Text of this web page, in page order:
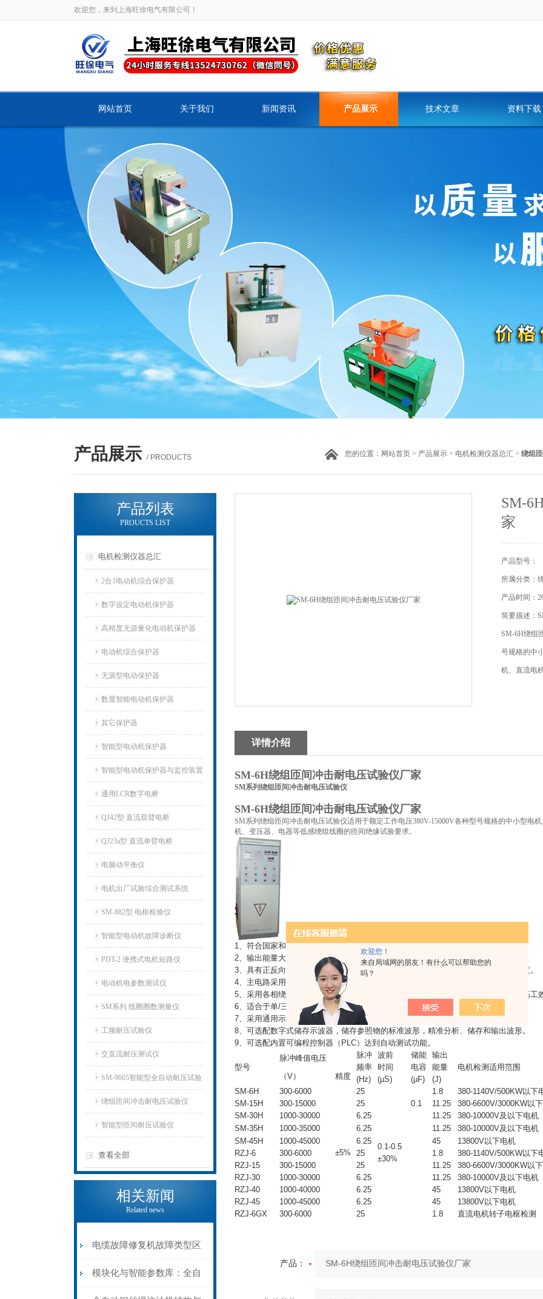
欢迎您！
来自局域网的朋友！有什么可以帮助您的
吗？
欢迎您，来到上海旺徐电气有限公司！
网站首页 关于我们 新闻资讯 产品展示 技术文章 资料下载
产品展示 / PRODUCTS 您的位置： 网站首页 > 产品展示 > 电机检测仪器总汇 > 绕组
产品列表
PROUCTS LIST
电机检测仪器总汇
2合1电动机综合保护器
数字设定电动机保护器
高精度无源量化电动机保护器
电动机综合保护器
无源型电动保护器
数显智能电动机保护器
其它保护器
智能型电动机保护器
智能型电动机保护器与监控装置
通用LCR数字电桥
QJ42型 直流双臂电桥
QJ23a型 直流单臂电桥
电脑动平衡仪
电机出厂试验综合测试系统
SM-882型 电枢检验仪
智能型电动机故障诊断仪
PDT-2 便携式电机短路仪
电动机电参数测试仪
SM系列 线圈圈数测量仪
工频耐压试验仪
交直流耐压测试仪
SM-9605智能型全自动耐压试验
仪
绕组匝间冲击耐电压试验仪
智能型匝间耐压试验仪
查看全部
相关新闻
Related news
电缆故障修复机故障类型区
分指南：从“绝缘电
模块化与智能参数库：全自
SM-
家
产品型号：
所属分类：
产品时间：
简要描述：
SM-6H绕组
号规格的中
机、直流电
详情介绍
SM-6H绕组匝间冲击耐电压试验仪厂家
SM系列绕组匝间冲击耐电压试验仪
SM-6H绕组匝间冲击耐电压试验仪厂家
SM系列绕组匝间冲击耐电压试验仪适用于额定工作电压380V-15000V各种型号规格的中小型电
机、变压器、电器等低感绕组线圈的匝间绝缘试验要求。
1、符合国家和行业标准中相关技术要求。
2、输出能量大，尤其适用大容量电机、变压器、电器等低感绕组（线圈的测量）。
3、具有正反向试验功能，解决冲击电压在绕组中不平均分配的问题，提高测试准确度。
4、主电路采用单管切换输出，使仪器本身的不对称性减少至零，提高了测试准确度。
5、采用各相绕组切换回路和电动调压技术，一次接线，即可完成各相绕组试验，提高工
6、适合于单/三相交直流电机、变压器、电器线圈的检测，提高了仪器适用范围。
7、采用通用示波器，提高了整机的可靠性和稳定性。
8、可选配数字式储存示波器，储存参照物的标准波形，精准分析、储存和输出波形。
9、可选配内置可编程控制器（PLC）达到自动测试功能。
型号
脉冲峰值电压
脉冲
频率
(Hz)
波前
时间
(µS)
储能
电容
(µF)
输出
能量
(J)
电机检测适用范围
（V）
精度
SM-6H
300-6000
±5%
25
0.1-0.5
±30%
0.1
1.8
380-1140V/500KW以下
SM-15H
300-15000 25 11.25
380-6600V/3000KW以
SM-30H
1000-30000 6.25 11.25
380-10000V及以下电机
SM-35H
1000-35000 6.25 11.25
380-10000V及以下电机
SM-45H
1000-45000 6.25 45
13800V以下电机
RZJ-6
300-6000 25 1.8
380-1140V/500KW以下
RZJ-15
300-15000 25 11.25
380-6600V/3000KW以
RZJ-30
1000-30000 6.25 11.25
380-10000V及以下电机
RZJ-40
1000-40000 6.25 45
13800V以下电机
RZJ-45
1000-45000 6.25 45
13800V以下电机
RZJ-6GX
300-6000 25 1.8 直流电机转子电枢检测
产品：